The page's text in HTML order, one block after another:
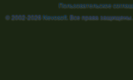
Пользовательское
© 2002-2026Nevosoft. Все права защищены